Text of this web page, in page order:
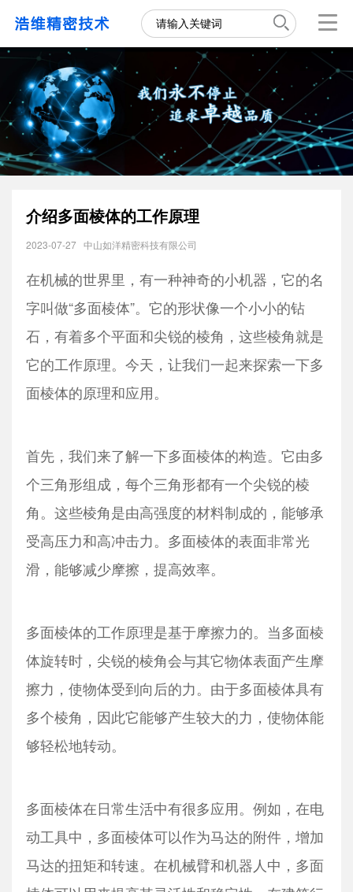
介绍多面棱体的工作原理
2023-07-27 中山如洋精密科技有限公司
在机械的世界里，有一种神奇的小机器，它的名
字叫做“多面棱体”。它的形状像一个小小的钻
石，有着多个平面和尖锐的棱角，这些棱角就是
它的工作原理。今天，让我们一起来探索一下多
面棱体的原理和应用。
首先，我们来了解一下多面棱体的构造。它由多
个三角形组成，每个三角形都有一个尖锐的棱
角。这些棱角是由高强度的材料制成的，能够承
受高压力和高冲击力。多面棱体的表面非常光
滑，能够减少摩擦，提高效率。
多面棱体的工作原理是基于摩擦力的。当多面棱
体旋转时，尖锐的棱角会与其它物体表面产生摩
擦力，使物体受到向后的力。由于多面棱体具有
多个棱角，因此它能够产生较大的力，使物体能
够轻松地转动。
多面棱体在日常生活中有很多应用。例如，在电
动工具中，多面棱体可以作为马达的附件，增加
马达的扭矩和转速。在机械臂和机器人中，多面